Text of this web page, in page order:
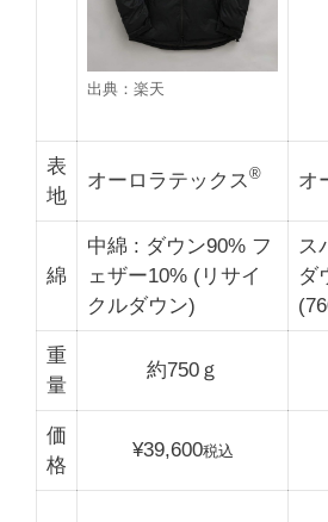
出典：楽天
表
地
オーロラテックス® オ
綿
中綿 : ダウン90% フ
ェザー10% (リサイ
クルダウン)
ス
ダ
重
量
約750ｇ
価
格
¥39,600税込